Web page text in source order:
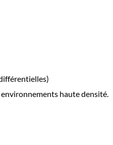
haute densité.